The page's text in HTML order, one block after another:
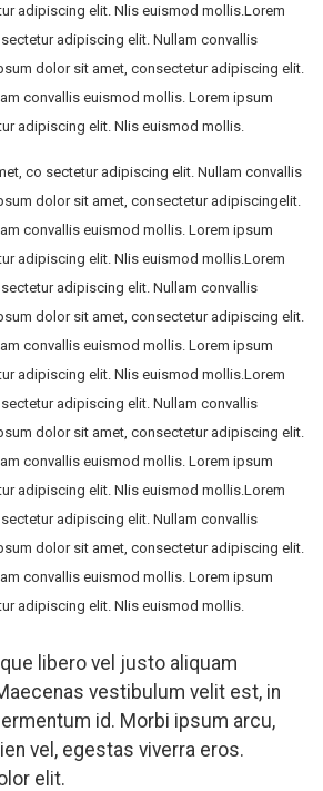
adipiscing elit. Nlis euismod mollis.Lorem
adipiscing elit. Nullam convallis
dolor sit amet, consectetur adipiscing elit.
convallis euismod mollis. Lorem ipsum
adipiscing elit. Nlis euismod mollis.
co sectetur adipiscing elit. Nullam convallis
dolor sit amet, consectetur adipiscingelit.
convallis euismod mollis. Lorem ipsum
adipiscing elit. Nlis euismod mollis.Lorem
adipiscing elit. Nullam convallis
dolor sit amet, consectetur adipiscing elit.
convallis euismod mollis. Lorem ipsum
adipiscing elit. Nlis euismod mollis.Lorem
adipiscing elit. Nullam convallis
dolor sit amet, consectetur adipiscing elit.
convallis euismod mollis. Lorem ipsum
adipiscing elit. Nlis euismod mollis.Lorem
adipiscing elit. Nullam convallis
dolor sit amet, consectetur adipiscing elit.
convallis euismod mollis. Lorem ipsum
adipiscing elit. Nlis euismod mollis.
libero vel justo aliquam
vestibulum velit est, in
id. Morbi ipsum arcu,
vel, egestas viverra eros.
elit.